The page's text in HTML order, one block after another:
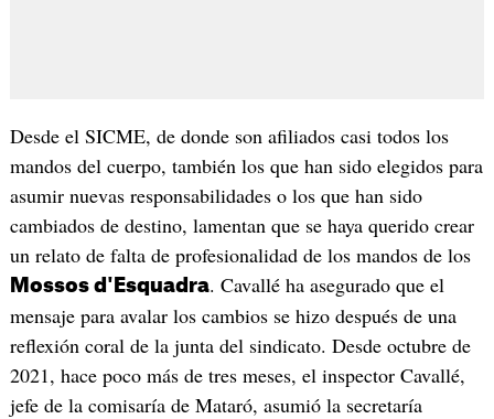
Desde el SICME, de donde son afiliados casi todos los
mandos del cuerpo, también los que han sido elegidos para
asumir nuevas responsabilidades o los que han sido
cambiados de destino, lamentan que se haya querido crear
un relato de falta de profesionalidad de los mandos de los
Mossos d'Esquadra. Cavallé ha asegurado que el
mensaje para avalar los cambios se hizo después de una
reflexión coral de la junta del sindicato. Desde octubre de
2021, hace poco más de tres meses, el inspector Cavallé,
jefe de la comisaría de Mataró, asumió la secretaría